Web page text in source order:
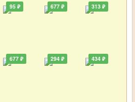
95 ₽
677 ₽
677 ₽
294 ₽
313 ₽
434 ₽